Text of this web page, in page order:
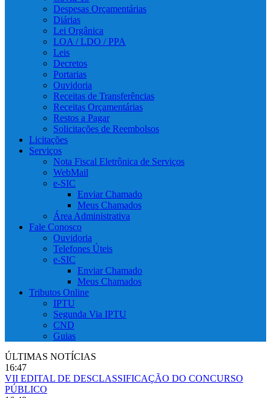
Despesas Orçamentárias
Diárias
Lei Orgânica
LOA / LDO / PPA
Leis
Decretos
Portarias
Ouvidoria
Receitas de Transferências
Receitas Orçamentárias
Restos a Pagar
Solicitações de Reembolsos
Licitações
Serviços
Nota Fiscal Eletrônica de Serviços
WebMail
e-SIC
Enviar Chamado
Meus Chamados
Área Administrativa
Fale Conosco
Ouvidoria
Telefones Úteis
e-SIC
Enviar Chamado
Meus Chamados
Tributos Online
IPTU
Segunda Via IPTU
CND
Guias
ÚLTIMAS NOTÍCIAS
16:47
VII EDITAL DE DESCLASSIFICAÇÃO DO CONCURSO
PÚBLICO